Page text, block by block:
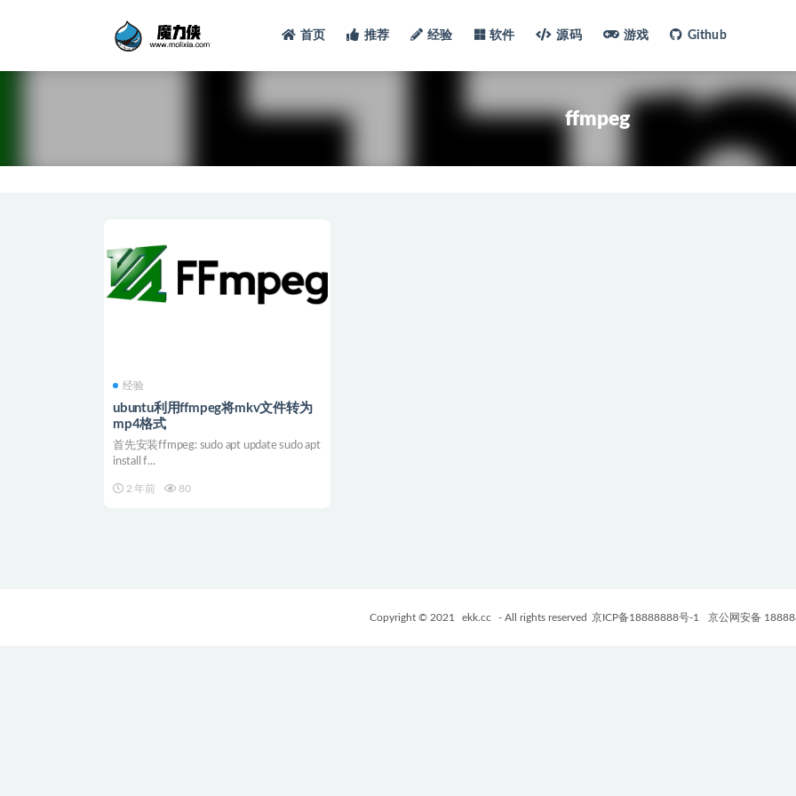
首页 推荐 经验 软件 源码 游戏 Github
ffmpeg
经验
ubuntu利用ffmpeg将mkv文件转为
mp4格式
首先安装ffmpeg: sudo apt update sudo apt
install f...
2 年前 80
Copyright © 2021 ekk.cc - All rights reserved 京ICP备18888888号-1 京公网安备